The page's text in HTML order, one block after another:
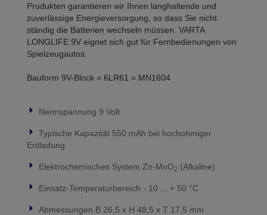
Produkten garantieren wir Ihnen langhaltende und
zuverlässige Energieversorgung, so dass Sie nicht
ständig die Batterien wechseln müssen. VARTA
LONGLIFE 9V eignet sich gut für Fernbedienungen von
Spielzeugautos.
Bauform 9V-Block = 6LR61 = MN1604
Nennspannung 9 Volt
Typische Kapazität 550 mAh bei hochohmiger
Entladung
Elektrochemisches System Zn-MnO2 (Alkaline)
Einsatz-Temperaturbereich - 10 ... + 50 °C
Abmessungen B 26,5 x H 48,5 x T 17,5 mm